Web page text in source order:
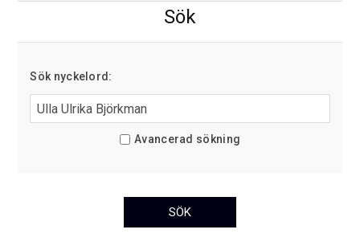
Sök
Sök nyckelord:
Avancerad sökning